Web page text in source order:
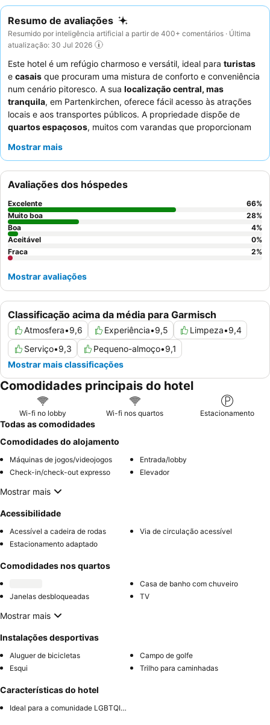
Resumo de avaliações
Resumido por inteligência artificial a partir de 400+ comentários · Última
atualização: 30 Jul 2026
Este hotel é um refúgio charmoso e versátil, ideal para turistas
e casais que procuram uma mistura de conforto e conveniência
num cenário pitoresco. A sua localização central, mas
tranquila, em Partenkirchen, oferece fácil acesso às atrações
locais e aos transportes públicos. A propriedade dispõe de
quartos espaçosos, muitos com varandas que proporcionam
pequeno-almoço
simpáticos e prestativos
para uma atmosfera acolhedora. Para uma experiência
melhorada, considere pedir um quarto com
desfrutar plenamente da paisagem.
Mostrar mais
Classificação acima da média para Garmisch
Atmosfera•9,6 Experiência•9,5 Limpeza•9,4
Serviço•9,3 Pequeno-almoço•9,1
Mostrar mais classificações
Avaliações dos hóspedes
Excelente 66%
Muito boa
28%
Boa
4%
Aceitável
0%
Fraca
2%
Mostrar avaliações
Comodidades principais do hotel
Wi-fi no lobby Wi-fi nos quartos Estacionamento
Todas as comodidades
Comodidades do alojamento
Máquinas de jogos/videojogos
Entrada/lobby
Check-in/check-out expresso
Elevador
Mostrar mais
Acessibilidade
Acessível a cadeira de rodas
Via de circulação acessível
Estacionamento adaptado
Comodidades nos quartos
Casa de banho com chuveiro
Janelas desbloqueadas
TV
Mostrar mais
Instalações desportivas
Aluguer de bicicletas
Campo de golfe
Esqui
Trilho para caminhadas
Características do hotel
Ideal para a comunidade LGBTQIA+